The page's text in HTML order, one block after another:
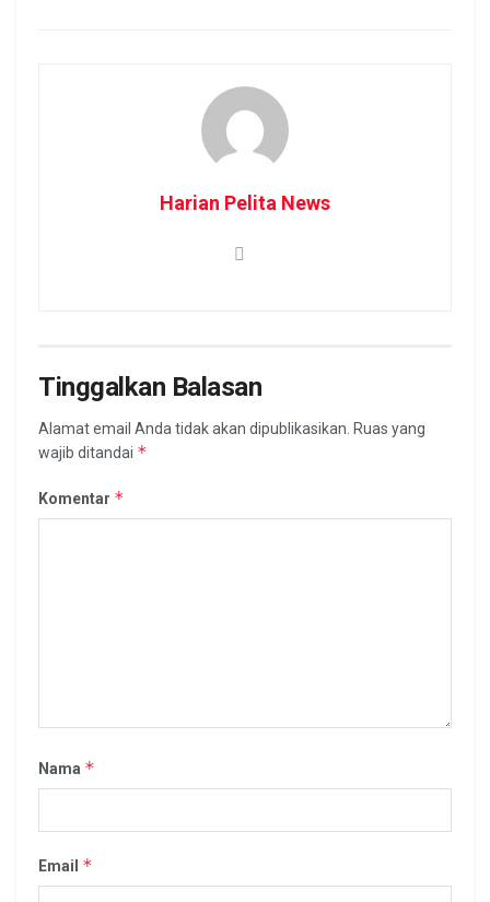
Harian Pelita News
Tinggalkan Balasan
Alamat email Anda tidak akan dipublikasikan. Ruas yang
wajib ditandai *
Komentar *
Nama *
Email *